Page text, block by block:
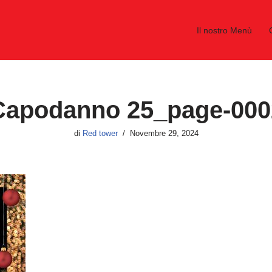
Il nostro Menù
25_page-
di Red tower Novembre 29, 2024